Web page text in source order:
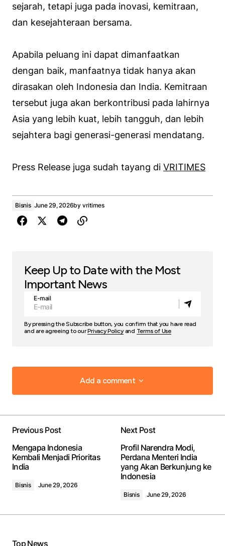
sejarah, tetapi juga pada inovasi, kemitraan,
dan kesejahteraan bersama.
Apabila peluang ini dapat dimanfaatkan
dengan baik, manfaatnya tidak hanya akan
dirasakan oleh Indonesia dan India. Kemitraan
tersebut juga akan berkontribusi pada lahirnya
Asia yang lebih kuat, lebih tangguh, dan lebih
sejahtera bagi generasi-generasi mendatang.
Press Release juga sudah tayang di VRITIMES
Bisnis June 29, 2026by vritimes
Keep Up to Date with the Most
Important News
E-mail
By pressing the Subscribe button, you confirm that you have read
and are agreeing to ourPrivacy Policyand Terms of Use
Add a comment
Add a comment
fields are marked
Your Name
Previous Post
Mengapa Indonesia
Kembali Menjadi Prioritas
India
Bisnis June 29, 2026
Next Post
Profil Narendra Modi,
Perdana Menteri India
yang Akan Berkunjung ke
Indonesia
Bisnis June 29, 2026
Top News